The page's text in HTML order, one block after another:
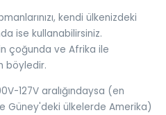
kendi ülkenizdeki
ise kullanabilirsiniz.
çoğunda ve Afrika ile
böyledir.
127V aralığındaysa (en
Güney'deki ülkelerde Amerika)